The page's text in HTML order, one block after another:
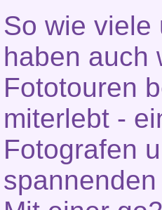
So wie viele
haben auch
Fototouren
miterlebt -
Fotografen